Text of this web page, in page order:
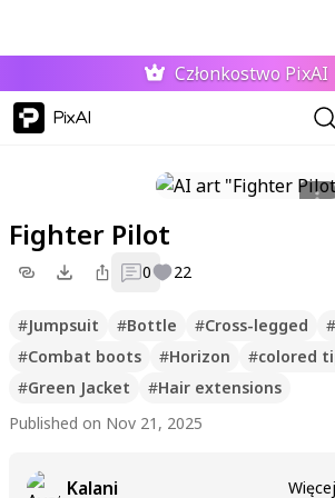
Członkostwo PixAI
PixAI
Fighter Pilot
0 22
#Jumpsuit #Bottle #Cross-legged #
#Combat boots #Horizon #colored
#Green Jacket #Hair extensions
Published on Nov 21, 2025
Kalani